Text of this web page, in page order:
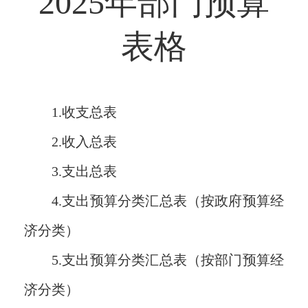
表格
1.收支总表
2.收入总表
3.支出总表
4.支出预算分类汇总表（按政府预算经
济分类）
5.支出预算分类汇总表（按部门预算经
济分类）